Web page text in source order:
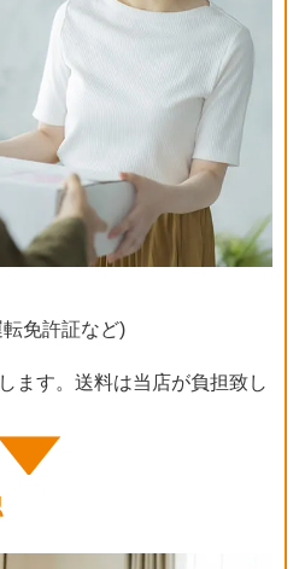
転免許証など)
ます。送料は当店が負担致し